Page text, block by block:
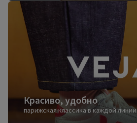
Красиво, удобно
парижская классика в каждой линии
Красиво,
удобно